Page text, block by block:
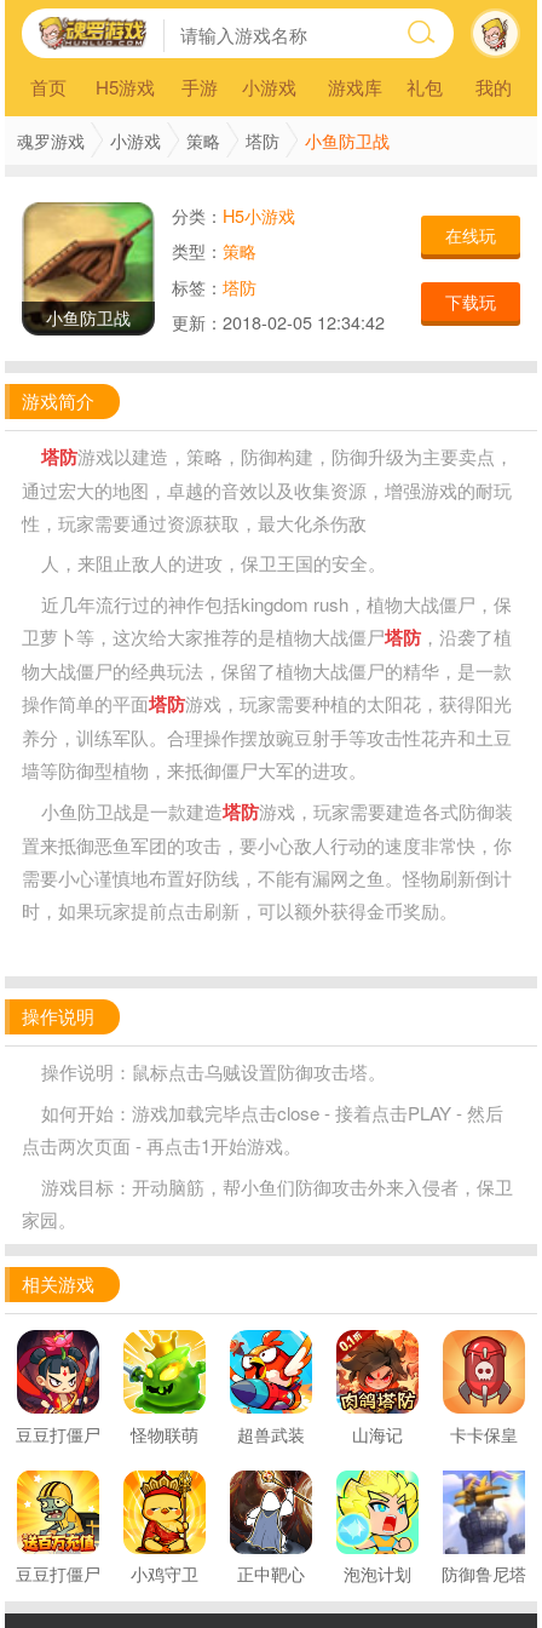
首页 H5游戏 手游 小游戏 游戏库 礼包 我的
魂罗游戏 小游戏 策略 塔防 小鱼防卫战
小鱼防卫战
分类： H5小游戏
类型： 策略
标签： 塔防
更新： 2018-02-05 12:34:42
在线玩
下载玩
游戏简介
塔防游戏以建造，策略，防御构建，防御升级为主要卖点，
通过宏大的地图，卓越的音效以及收集资源，增强游戏的耐玩
性，玩家需要通过资源获取，最大化杀伤敌
人，来阻止敌人的进攻，保卫王国的安全。
近几年流行过的神作包括kingdom rush，植物大战僵尸，保
卫萝卜等，这次给大家推荐的是植物大战僵尸塔防，沿袭了植
物大战僵尸的经典玩法，保留了植物大战僵尸的精华，是一款
操作简单的平面塔防游戏，玩家需要种植的太阳花，获得阳光
养分，训练军队。合理操作摆放豌豆射手等攻击性花卉和土豆
墙等防御型植物，来抵御僵尸大军的进攻。
小鱼防卫战是一款建造塔防游戏，玩家需要建造各式防御装
置来抵御恶鱼军团的攻击，要小心敌人行动的速度非常快，你
需要小心谨慎地布置好防线，不能有漏网之鱼。怪物刷新倒计
时，如果玩家提前点击刷新，可以额外获得金币奖励。
操作说明
操作说明：鼠标点击乌贼设置防御攻击塔。
如何开始：游戏加载完毕点击close - 接着点击PLAY - 然后
点击两次页面 - 再点击1开始游戏。
游戏目标：开动脑筋，帮小鱼们防御攻击外来入侵者，保卫
家园。
相关游戏
豆豆打僵尸 怪物联萌 超兽武装 山海记 卡卡保皇
豆豆打僵尸 小鸡守卫 正中靶心 泡泡计划 防御鲁尼塔